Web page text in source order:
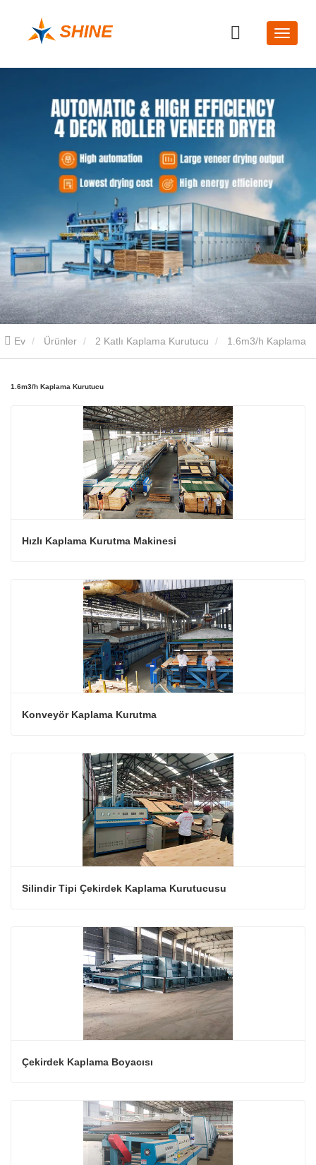
Ev Ürünler 2 Katlı Kaplama Kurutucu
1.6m3/h Kaplama Kurutucu
Hızlı Kaplama Kurutma Makinesi
Konveyör Kaplama Kurutma
Silindir Tipi Çekirdek Kaplama Kurutucusu
Çekirdek Kaplama Boyacısı